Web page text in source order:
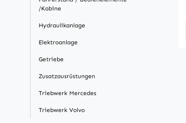
/Kabine
Hydraulikanlage
Elektroanlage
Getriebe
Zusatzausrüstungen
Triebwerk Mercedes
Triebwerk Volvo